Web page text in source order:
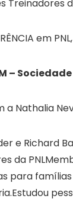
Treinadores
em
–
Nathalia
e Richard
da
para